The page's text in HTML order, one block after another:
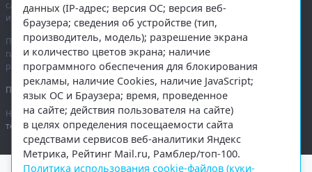
службой по надзору в сфере связи, информационных технологий
и массовых коммуникаций (Роскомнадзор).
При полном или частичном использовании любых материалов
гиперссылка наregion29.ruобязательна. Копирование материалов без
разрешения администрации сайта запрещено.
Правовая информация
На информационном ресурсе применяютсярекомендательные
технологии.
данных (IP-адрес; версия ОС; версия веб-
браузера; сведения об устройстве (тип,
производитель, модель); разрешение экрана
и количество цветов экрана; наличие
программного обеспечения для блокирования
рекламы, наличие Cookies, наличие JavaScript;
язык ОС и Браузера; время, проведенное
на сайте; действия пользователя на сайте)
в целях определения посещаемости сайта
средствами сервисов веб-аналитики Яндекс
Метрика, Рейтинг Mail.ru, Рамблер/топ-100.
Политика использования cookie-файлов (куки-